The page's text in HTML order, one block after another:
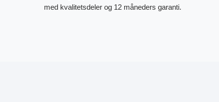
med kvalitetsdeler og 12 måneders garanti.